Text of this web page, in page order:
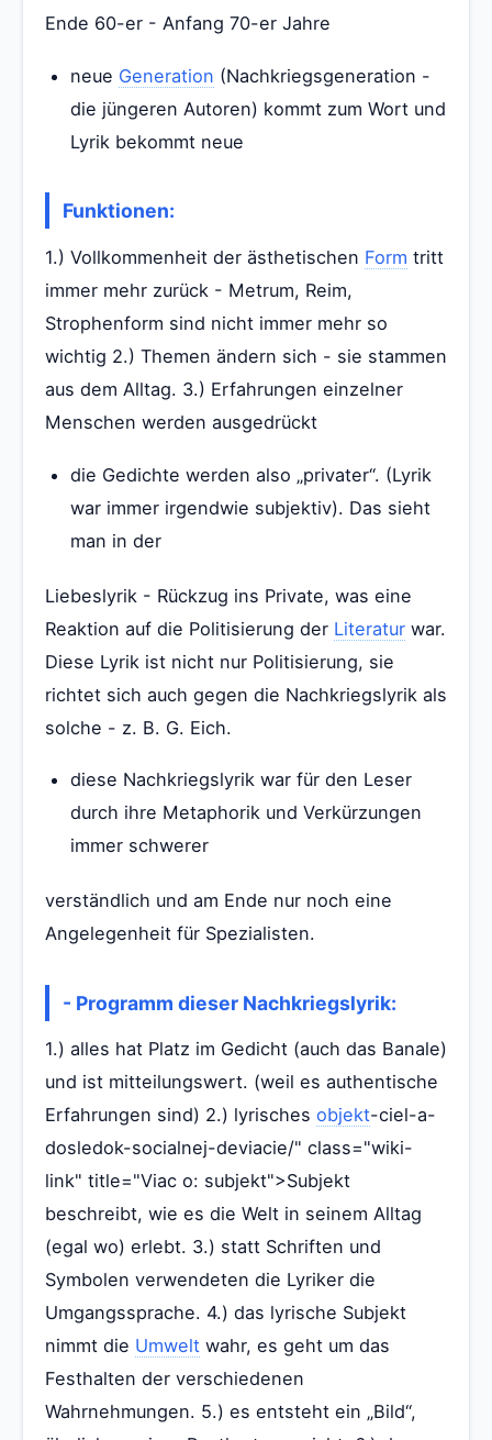
Ende 60-er - Anfang 70-er Jahre
neue Generation (Nachkriegsgeneration -
die jüngeren Autoren) kommt zum Wort und
Lyrik bekommt neue
Funktionen:
1.) Vollkommenheit der ästhetischen Form tritt
immer mehr zurück - Metrum, Reim,
Strophenform sind nicht immer mehr so
wichtig 2.) Themen ändern sich - sie stammen
aus dem Alltag. 3.) Erfahrungen einzelner
Menschen werden ausgedrückt
die Gedichte werden also „privater“. (Lyrik
war immer irgendwie subjektiv). Das sieht
man in der
Liebeslyrik - Rückzug ins Private, was eine
Reaktion auf die Politisierung der Literatur war.
Diese Lyrik ist nicht nur Politisierung, sie
richtet sich auch gegen die Nachkriegslyrik als
solche - z. B. G. Eich.
diese Nachkriegslyrik war für den Leser
durch ihre Metaphorik und Verkürzungen
immer schwerer
verständlich und am Ende nur noch eine
Angelegenheit für Spezialisten.
- Programm dieser Nachkriegslyrik:
1.) alles hat Platz im Gedicht (auch das Banale)
und ist mitteilungswert. (weil es authentische
Erfahrungen sind) 2.) lyrisches objekt-ciel-a-
dosledok-socialnej-deviacie/" class="wiki-
link" title="Viac o: subjekt">Subjekt
beschreibt, wie es die Welt in seinem Alltag
(egal wo) erlebt. 3.) statt Schriften und
Symbolen verwendeten die Lyriker die
Umgangssprache. 4.) das lyrische Subjekt
nimmt die Umwelt wahr, es geht um das
Festhalten der verschiedenen
Wahrnehmungen. 5.) es entsteht ein „Bild“,